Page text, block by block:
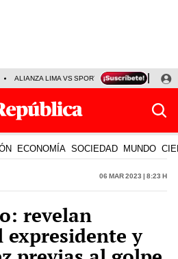
ALIANZA LIMA VS SPORT BOYS JORGE
ECONOMÍA SOCIEDAD MUNDO
06 Mar 2023 | 8:23 h
revelan
expresidente y